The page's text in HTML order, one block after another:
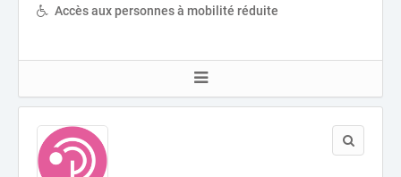
Accès aux personnes à mobilité réduite